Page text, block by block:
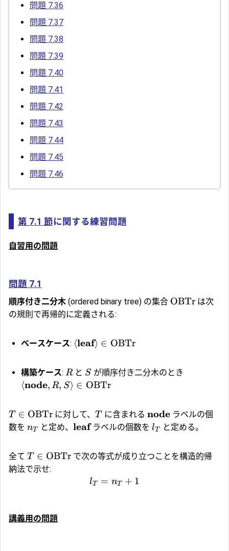
問題 7.36
問題 7.37
問題 7.38
問題 7.39
問題 7.40
問題 7.41
問題 7.42
問題 7.43
問題 7.44
問題 7.45
問題 7.46
第 7.1 節に関する練習問題
自習用の問題
問題 7.1
順序付き二分木 (ordered binary tree) の集合 OBTr は次
の規則で再帰的に定義される:
ベースケース: ⟨leaf⟩ ∈ OBTr
構築ケース: Rと S が順序付き二分木のとき
⟨node, R, S⟩ ∈ OBTr
T ∈ OBTr に対して、T に含まれるnode ラベルの個
数を nT と定め、 leafラベルの個数を lT と定める。
全て T ∈ OBTr で次の等式が成り立つことを構造的帰
納法で示せ:
lT = nT + 1
講義用の問題